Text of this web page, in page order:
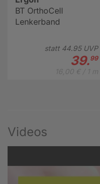
BT OrthoCell
Lenkerband
statt 44.95UVP
39.99
Videos